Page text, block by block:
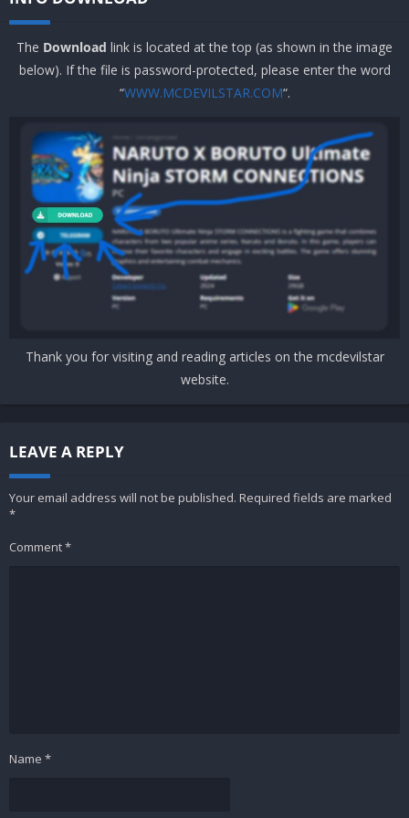
The Download link is located at the top (as shown in the image
below). If the file is password-protected, please enter the word
“WWW.MCDEVILSTAR.COM“.
Thank you for visiting and reading articles on the mcdevilstar
website.
LEAVE A REPLY
Your email address will not be published. Required fields are marked
*
Comment*
Name *